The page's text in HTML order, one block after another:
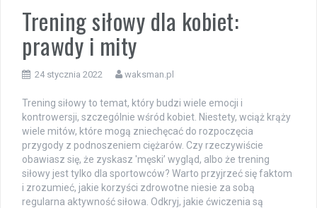
Trening siłowy dla kobiet:
prawdy i mity
24 stycznia 2022 waksman.pl
Trening siłowy to temat, który budzi wiele emocji i
kontrowersji, szczególnie wśród kobiet. Niestety, wciąż krąży
wiele mitów, które mogą zniechęcać do rozpoczęcia
przygody z podnoszeniem ciężarów. Czy rzeczywiście
obawiasz się, że zyskasz 'męski’ wygląd, albo że trening
siłowy jest tylko dla sportowców? Warto przyjrzeć się faktom
i zrozumieć, jakie korzyści zdrowotne niesie za sobą
regularna aktywność siłowa. Odkryj, jakie ćwiczenia są